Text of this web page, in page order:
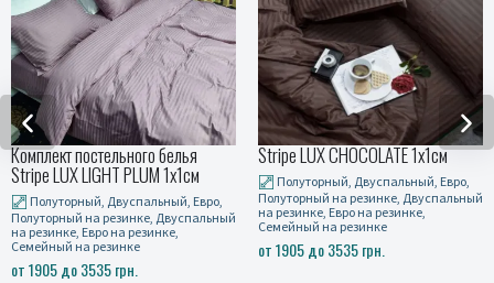
постельного белья
LIGHT PLUM 1x1см
Двуспальный, Евро,
на резинке, Двуспальный
Евро на резинке,
на резинке
до 3535 грн.
Stripe LUX CHOCOLATE 1x1см
Полуторный, Двуспальный, Евро,
Полуторный на резинке, Двуспальный
на резинке, Евро на резинке,
Семейный на резинке
от 1905 до 3535 грн.